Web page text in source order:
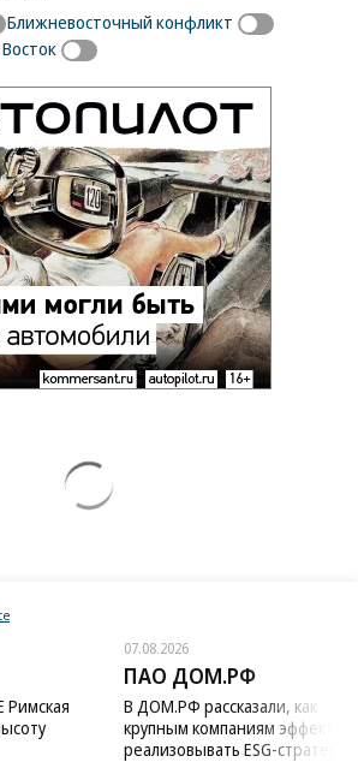
Ближневосточный конфликт
Римская
07.08.2026
ПАО ДОМ.РФ
В ДОМ.РФ рассказали, как
крупным компаниям
реализовывать ESG-стратегию